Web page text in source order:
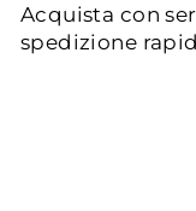
Acquista con
spedizione